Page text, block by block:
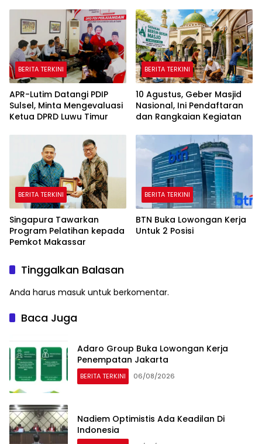
BERITA TERKINI
APR-Lutim Datangi PDIP
Sulsel, Minta Mengevaluasi
Ketua DPRD Luwu Timur
BERITA TERKINI
10 Agustus, Geber Masjid
Nasional, Ini Pendaftaran
dan Rangkaian Kegiatan
BERITA TERKINI
Singapura Tawarkan
Program Pelatihan kepada
Pemkot Makassar
BERITA TERKINI
BTN Buka Lowongan Kerja
Untuk 2 Posisi
Tinggalkan Balasan
Anda harus masuk untuk berkomentar.
Baca Juga
Adaro Group Buka Lowongan Kerja
Penempatan Jakarta
BERITA TERKINI 06/08/2026
Nadiem Optimistis Ada Keadilan Di
Indonesia